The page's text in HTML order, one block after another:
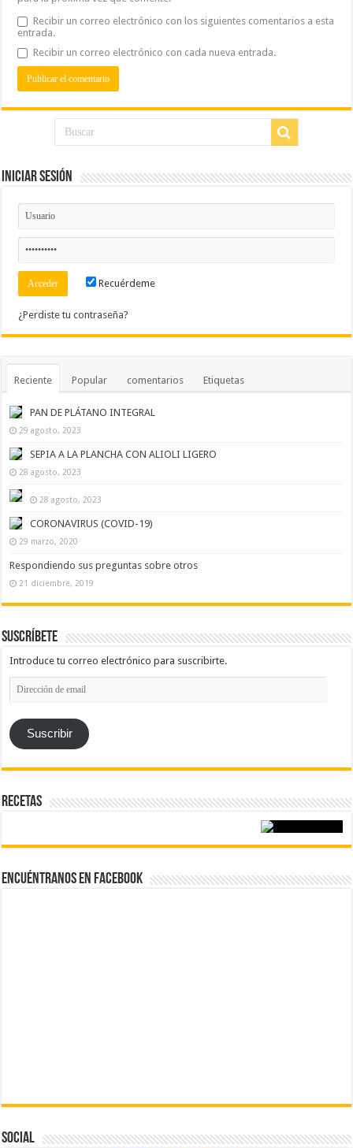
Recibir un correo electrónico con los siguientes comentarios a esta
entrada.
Recibir un correo electrónico con cada nueva entrada.
Iniciar Sesión
Recuérdeme
¿Perdiste tu contraseña?
Reciente Popular comentarios Etiquetas
PAN DE PLÁTANO INTEGRAL
29 agosto, 2023
SEPIA A LA PLANCHA CON ALIOLI LIGERO
28 agosto, 2023
28 agosto, 2023
CORONAVIRUS (COVID-19)
29 marzo, 2020
Respondiendo sus preguntas sobre otros
21 diciembre, 2019
Suscríbete
Introduce tu correo electrónico para suscribirte.
Dirección
de
email
Suscribir
Recetas
Encuéntranos en Facebook
Social